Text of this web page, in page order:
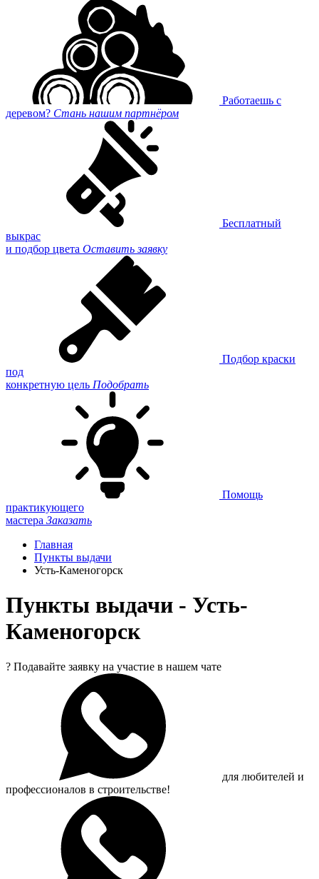
Работаешь с
деревом? Стань нашим партнёром
Бесплатный
выкрас
и подбор цвета Оставить заявку
Подбор краски
под
конкретную цель Подобрать
Помощь
практикующего
мастера Заказать
Главная
Пункты выдачи
Усть-Каменогорск
Пункты выдачи - Усть-
Каменогорск
? Подавайте заявку на участие в нашем чате
для любителей и
профессионалов в строительстве!